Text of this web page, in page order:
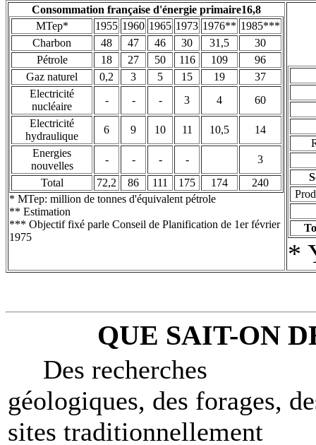
Consommation française d'énergie primaire16,8
MTep*
1955 1960 1965 1973 1976** 1985***
Charbon
48 47 46 30 31,5
30
Pétrole
18 27 50 116 109
96
Gaz naturel
0,2 3 5 15 19
37
Electricité
nucléaire
- - - 3 4
60
Electricité
hydraulique
6 9 10 11 10,5
14
Energies
nouvelles
- - - -
3
Total
72,2 86 111 175 174
240
* MTep: million de tonnes d'équivalent pétrole
** Estimation
*** Objectif fixé parle Conseil de Planification de 1er février
1975
*
QUE SAIT-ON
Des recherches
géologiques, des forages,
sites traditionnellement